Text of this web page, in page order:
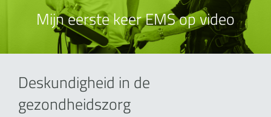
Mijn eerste keer EMS op video
Deskundigheid in de
gezondheidszorg